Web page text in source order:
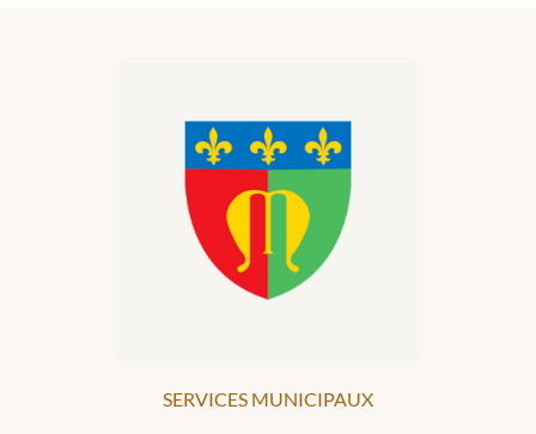
SERVICES MUNICIPAUX